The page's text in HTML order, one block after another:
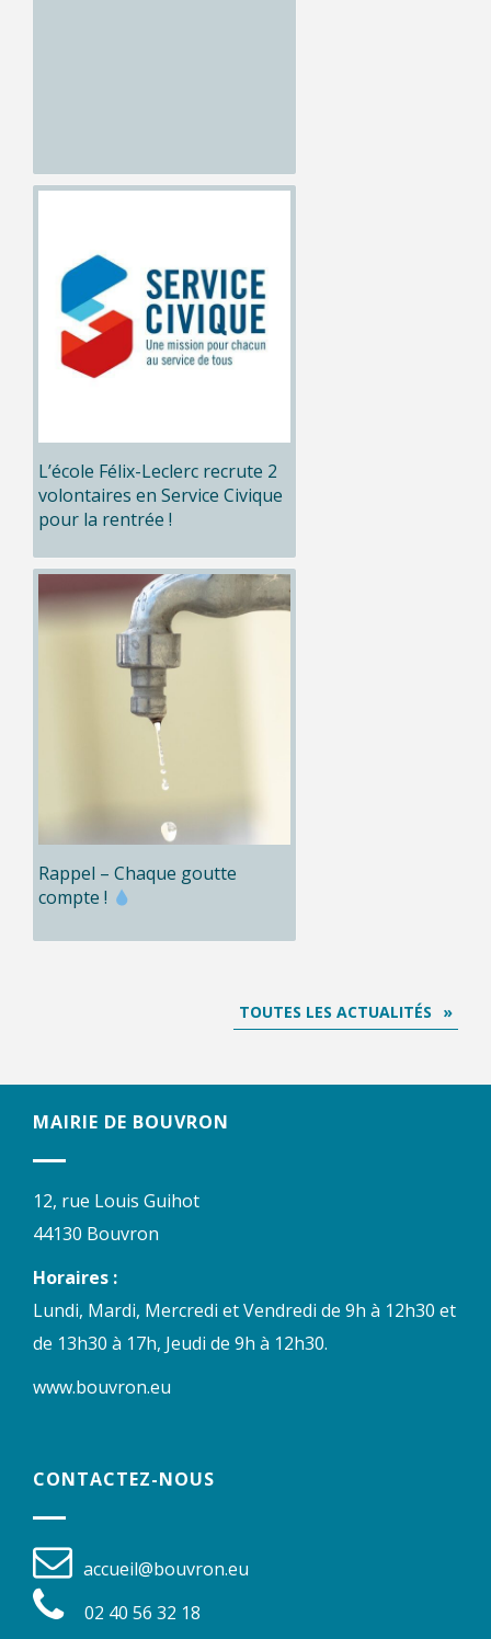
L’école Félix-Leclerc recrute 2
volontaires en Service Civique
pour la rentrée !
Rappel – Chaque goutte
compte !
TOUTES LES ACTUALITÉS
MAIRIE DE BOUVRON
12, rue Louis Guihot
44130 Bouvron
Horaires :
Lundi, Mardi, Mercredi et Vendredi de 9h à 12h30 et
de 13h30 à 17h, Jeudi de 9h à 12h30.
www.bouvron.eu
CONTACTEZ-NOUS
accueil@bouvron.eu
02 40 56 32 18